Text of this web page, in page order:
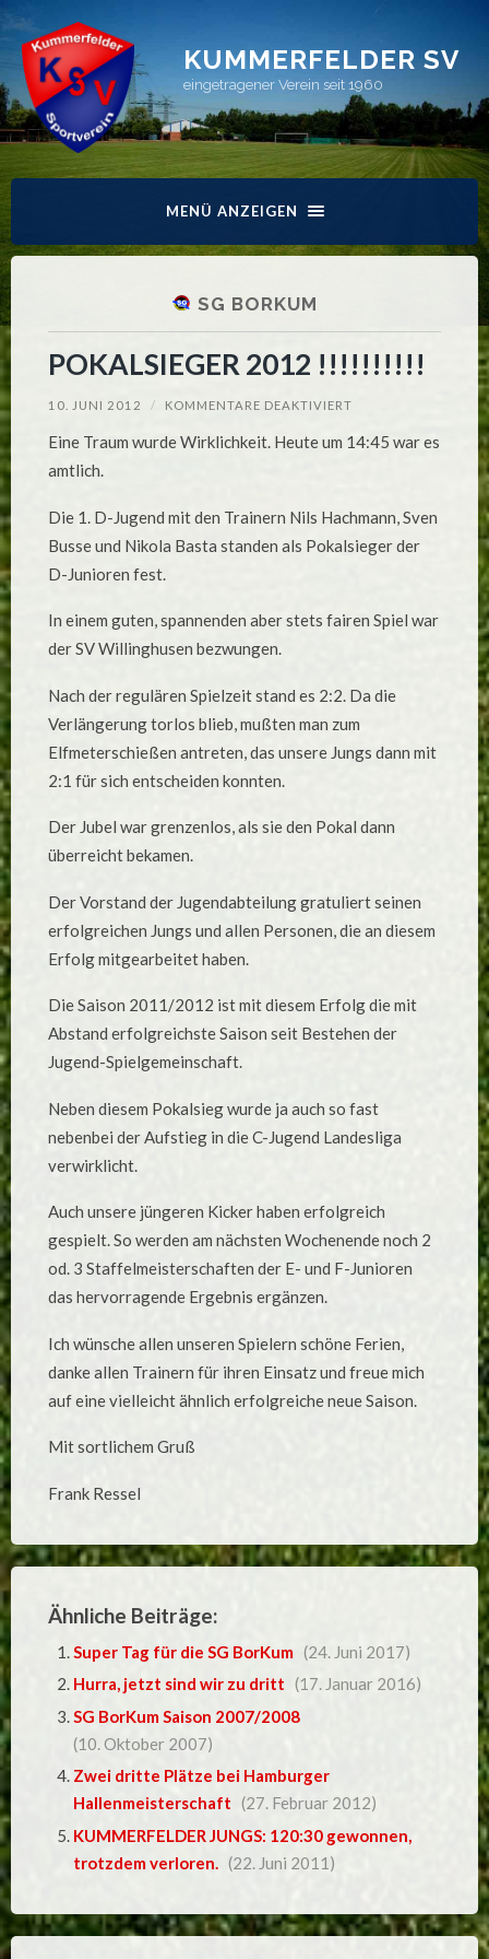
KUMMERFELDER SV
eingetragener Verein seit 1960
MENÜ ANZEIGEN
SG BORKUM
POKALSIEGER 2012 !!!!!!!!!!
10. JUNI 2012 / KOMMENTARE DEAKTIVIERT
!!!!!!!!!!
Eine Traum wurde Wirklichkeit. Heute um 14:45 war es
amtlich.
Die 1. D-Jugend mit den Trainern Nils Hachmann, Sven
Busse und Nikola Basta standen als Pokalsieger der
D-Junioren fest.
In einem guten, spannenden aber stets fairen Spiel war
der SV Willinghusen bezwungen.
Nach der regulären Spielzeit stand es 2:2. Da die
Verlängerung torlos blieb, mußten man zum
Elfmeterschießen antreten, das unsere Jungs dann mit
2:1 für sich entscheiden konnten.
Der Jubel war grenzenlos, als sie den Pokal dann
überreicht bekamen.
Der Vorstand der Jugendabteilung gratuliert seinen
erfolgreichen Jungs und allen Personen, die an diesem
Erfolg mitgearbeitet haben.
Die Saison 2011/2012 ist mit diesem Erfolg die mit
Abstand erfolgreichste Saison seit Bestehen der
Jugend-Spielgemeinschaft.
Neben diesem Pokalsieg wurde ja auch so fast
nebenbei der Aufstieg in die C-Jugend Landesliga
verwirklicht.
Auch unsere jüngeren Kicker haben erfolgreich
gespielt. So werden am nächsten Wochenende noch 2
od. 3 Staffelmeisterschaften der E- und F-Junioren
das hervorragende Ergebnis ergänzen.
Ich wünsche allen unseren Spielern schöne Ferien,
danke allen Trainern für ihren Einsatz und freue mich
auf eine vielleicht ähnlich erfolgreiche neue Saison.
Mit sortlichem Gruß
Frank Ressel
Ähnliche Beiträge:
Super Tag für die SG BorKum (24. Juni 2017)
Hurra, jetzt sind wir zu dritt (17. Januar 2016)
SG BorKum Saison 2007/2008
(10. Oktober 2007)
Zwei dritte Plätze bei Hamburger
Hallenmeisterschaft (27. Februar 2012)
KUMMERFELDER JUNGS: 120:30 gewonnen,
trotzdem verloren. (22. Juni 2011)